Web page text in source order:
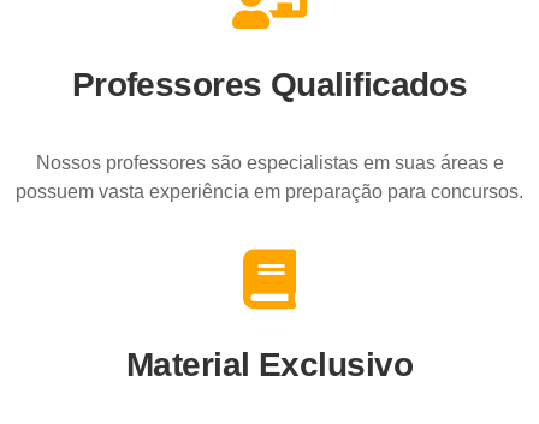
Professores Qualificados
Nossos professores são especialistas em suas áreas e
possuem vasta experiência em preparação para concursos.
Material Exclusivo